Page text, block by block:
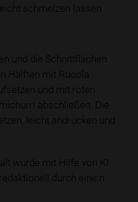
schmelzen lassen.
und die Schnittflächen
Hälften mit Rucola
und mit roten
abschließen. Die
leicht andrücken und
wurde mit Hilfe von KI
durch eine:n